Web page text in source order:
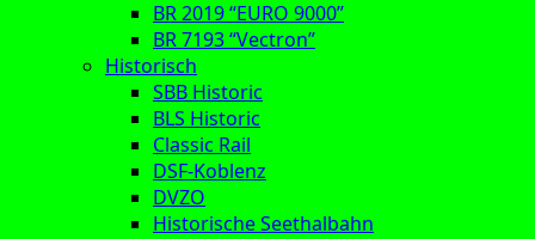
BR 2019 “EURO 9000”
BR 7193 “Vectron”
Historisch
SBB Historic
BLS Historic
Classic Rail
DSF-Koblenz
DVZO
Historische Seethalbahn